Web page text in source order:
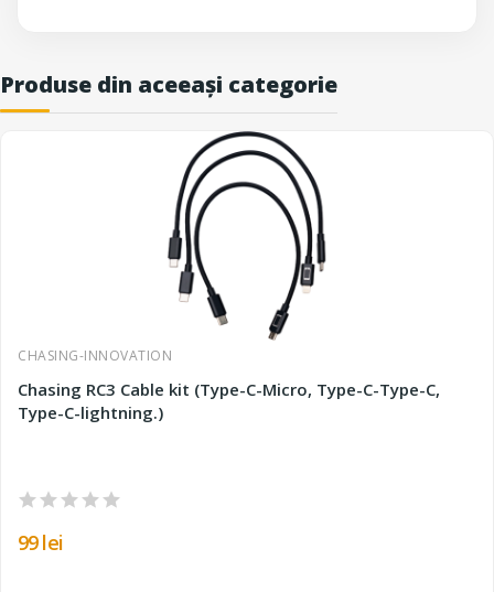
Produse din aceeași categorie
CHASING-INNOVATION
Chasing RC3 Cable kit (Type-C-Micro, Type-C-Type-C,
Type-C-lightning.)
99 lei